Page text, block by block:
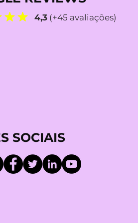
4,3 (+45 avaliações)
SOCIAIS